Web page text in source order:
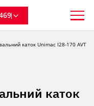
каток Unimac I28-170 AVT
каток